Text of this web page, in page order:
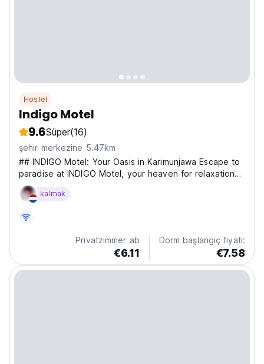
Hostel
Indigo Motel
9.6Süper(16)
şehir merkezine 5.47km
## INDIGO Motel: Your Oasis in Karimunjawa Escape to
paradise at INDIGO Motel, your heaven for relaxation
and adventure on the stunning island of Karimunjawa.
Immerse yourself in the lush greenery of our garden,
kalmak
Privatzimmer ab
€6.11
Dorm başlangıç fiyatı:
€7.58